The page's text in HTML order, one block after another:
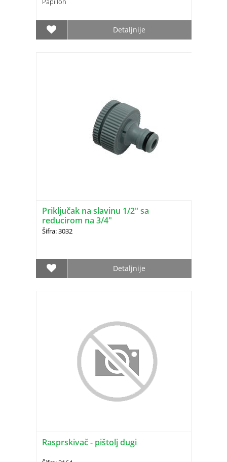
Detaljnije
Priključak na slavinu 1/2" sa
reducirom na 3/4"
Šifra: 3032
Detaljnije
Rasprskivač - pištolj dugi